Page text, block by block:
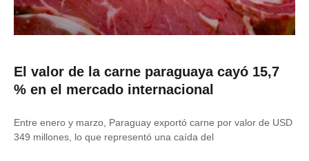
El valor de la carne paraguaya cayó 15,7
% en el mercado internacional
Entre enero y marzo, Paraguay exportó carne por valor de USD
349 millones, lo que representó una caída del